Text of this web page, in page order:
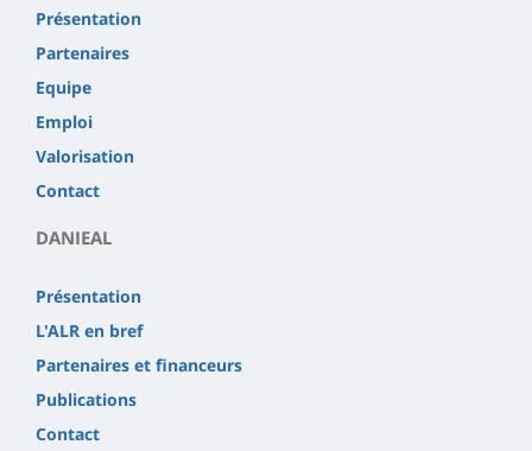
Présentation
Partenaires
Equipe
Emploi
Valorisation
Contact
DANIEAL
Présentation
L'ALR en bref
Partenaires et financeurs
Publications
Contact